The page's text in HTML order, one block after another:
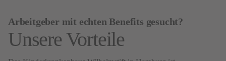
Arbeitgeber mit echten Benefits gesucht?
Unsere Vorteile